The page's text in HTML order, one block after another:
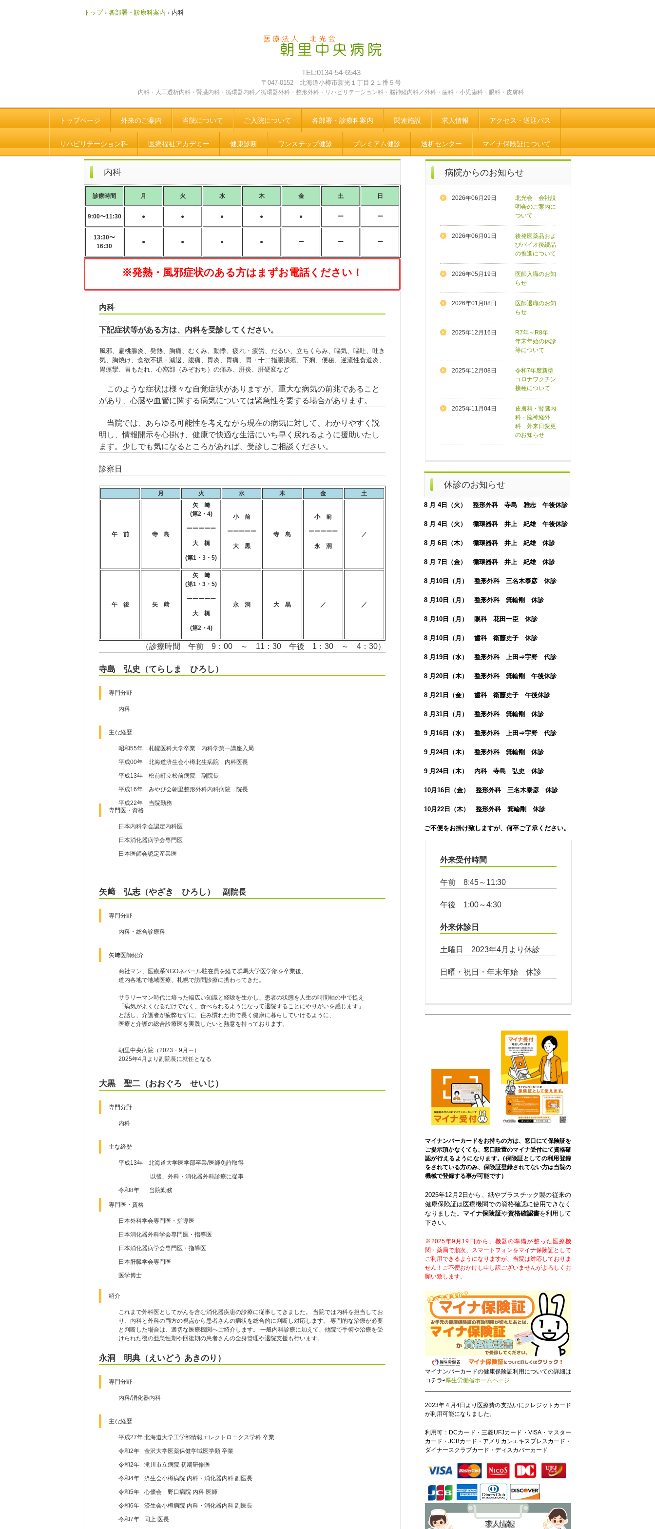
トップ › 各部署・診療科案内 › 内科
TEL:0134-54-6543
〒047-0152 北海道小樽市新光１丁目２１番５号
内科・人工透析内科・腎臓内科・循環器内科／循環器外科・整形外科・リハビリテーション科・脳神経内科／外科・歯科・小児歯科・眼科・皮膚科
トップページ 外来のご案内 当院について ご入院について 各部署・診療科案内 関連施設 求人情報 アクセス・送迎バス
リハビリテーション科 医療福祉アカデミー 健康診断 ワンステップ健診 プレミアム健診 透析センター マイナ保険証について
内科
診療時間 月 火 水 木 金 土 日
9:00〜11:30 ● ● ● ● ● ー ー
13:30〜
16:30
● ● ● ● ー ー ー
※発熱・風邪症状のある方はまずお電話ください！
内科
下記症状等がある方は、内科を受診してください。
風邪、扁桃腺炎、発熱、胸痛、むくみ、動悸、疲れ・疲労、だるい、立ちくらみ、嘔気、嘔吐、吐き
気、胸焼け、食欲不振・減退、腹痛、胃炎、胃痛、胃・十二指腸潰瘍、下痢、便秘、逆流性食道炎、
胃痙攣、胃もたれ、心窩部（みぞおち）の痛み、肝炎、肝硬変など
このような症状は様々な自覚症状がありますが、重大な病気の前兆であること
があり、心臓や血管に関する病気については緊急性を要する場合があります。
当院では、あらゆる可能性を考えながら現在の病気に対して、わかりやすく説
明し、情報開示を心掛け、健康で快適な生活にいち早く戻れるように援助いたし
ます。少しでも気になるところがあれば、受診しご相談ください。
診察日
月 火 水 木 金 土
午 前 寺 島
矢 﨑
(第2・4)
ーーーーー
大 橋
(第1・3・5)
小 前
ーーーーー
大 黒
寺 島
小 前
ーーーーー
永 洞
／
午 後 矢 﨑
矢 﨑
(第1・3・5)
ーーーーー
大 橋
(第2・4)
永 洞 大 黒 ／ ／
（診療時間 午前 9：00 ～ 11：30 午後 1：30 ～ 4：30）
寺島 弘史（てらしま ひろし）
専門分野
内科
主な経歴
昭和55年 札幌医科大学卒業 内科学第一講座入局
平成00年 北海道済生会小樽北生病院 内科医長
平成13年 松前町立松前病院 副院長
平成16年 みやび会朝里整形外科内科病院 院長
平成22年 当院勤務
専門医・資格
日本内科学会認定内科医
日本消化器病学会専門医
日本医師会認定産業医
矢﨑 弘志（やざき ひろし） 副院長
専門分野
内科・総合診療科
矢﨑医師紹介
商社マン、医療系NGOネパール駐在員を経て群馬大学医学部を卒業後、
道内各地で地域医療、札幌で訪問診療に携わってきた。
サラリーマン時代に培った幅広い知識と経験を生かし、患者の状態を人生の時間軸の中で捉え
「病気がよくなるだけでなく、食べられるようになって退院することにやりがいを感じます」
と話し、介護者が疲弊せずに、住み慣れた街で長く健康に暮らしていけるように、
医療と介護の総合診療医を実践したいと熱意を持っております。
朝里中央病院（2023・9月～）
2025年4月より副院長に就任となる
大黒 聖二（おおぐろ せいじ）
専門分野
内科
主な経歴
平成13年 北海道大学医学部卒業/医師免許取得
以後、外科・消化器外科診療に従事
令和8年
当院勤務
専門医・資格
日本外科学会専門医・指導医
日本消化器外科学会専門医・指導医
日本消化器病学会専門医・指導医
日本肝臓学会専門医
医学博士
紹介
これまで外科医としてがんを含む消化器疾患の診療に従事してきました。 当院では内科を担当してお
り、内科と外科の両方の視点から患者さんの病状を総合的に判断し対応します。 専門的な治療が必要
と判断した場合は、適切な医療機関へご紹介します。 一般内科診療に加えて、他院で手術や治療を受
けられた後の亜急性期や回復期の患者さんの全身管理や退院支援も行います。
永洞 明典（えいどう あきのり）
専門分野
内科/消化器内科
主な経歴
平成27年 北海道大学工学部情報エレクトロニクス学科 卒業
令和2年
金沢大学医薬保健学域医学類 卒業
令和2年
滝川市立病院 初期研修医
令和4年
済生会小樽病院 内科・消化器内科 副医長
令和5年
心優会 野口病院 内科 医師
令和6年
済生会小樽病院 内科・消化器内科 副医長
令和7年
同上 医長
病院からのお知らせ
2026年06月29日
北光会 会社説
明会のご案内に
ついて
2026年06月01日
後発医薬品およ
びバイオ後続品
の推進について
2026年05月19日
医師入職のお知
らせ
2026年01月08日
医師退職のお知
らせ
2025年12月16日
R7年～R8年
年末年始の休診
等について
2025年12月08日
令和7年度新型
コロナワクチン
接種について
2025年11月04日
皮膚科・腎臓内
科・脳神経外
科 外来日変更
のお知らせ
休診のお知らせ
8 月 4日（火） 整形外科 寺島 雅志 午後休診
8 月 4日（火） 循環器科 井上 紀雄 午後休診
8 月 6日（木） 循環器科 井上 紀雄 休診
8 月 7日（金） 循環器科 井上 紀雄 休診
8 月10日（月） 整形外科 三名木泰彦 休診
8 月10日（月） 整形外科 箕輪剛 休診
8 月10日（月） 眼科 花田一臣 休診
8 月10日（月） 歯科 衛藤史子 休診
8 月19日（水） 整形外科 上田⇒宇野 代診
8 月20日（木） 整形外科 箕輪剛 午後休診
8 月21日（金） 歯科 衛藤史子 午後休診
8 月31日（月） 整形外科 箕輪剛 休診
9 月16日（水） 整形外科 上田⇒宇野 代診
9 月24日（木） 整形外科 箕輪剛 休診
9 月24日（木） 内科 寺島 弘史 休診
10月16日（金） 整形外科 三名木泰彦 休診
10月22日（木） 整形外科 箕輪剛 休診
ご不便をお掛け致しますが、何卒ご了承ください。
外来受付時間
午前 8:45～11:30
午後 1:00～4:30
外来休診日
土曜日 2023年4月より休診
日曜・祝日・年末年始 休診
マイナンバーカードをお持ちの方は、窓口にて保険証を
ご提示頂かなくても、窓口設置のマイナ受付にて資格確
認が行えるようになります。(保険証としての利用登録
をされている方のみ、保険証登録されてない方は当院の
機械で登録する事が可能です）
2025年12月2日から、紙やプラスチック製の従来の
健康保険証は医療機関での資格確認に使用できなく
なりました。 マイナ保険証や資格確認書を利用して
下さい。
※2025年9月19日から、機器の準備が整った医療機
関・薬局で順次、スマートフォンをマイナ保険証として
ご利用できるようになりますが、当院は対応しておりま
せん！ご不便おかけし申し訳ございませんがよろしくお
願い致します。
マイナンバーカードの健康保険証利用についての詳細は
コチラ⇨厚生労働省ホームページ
2023年４月4日より医療費の支払いにクレジットカード
が利用可能になりました。
利用可：DCカード・三菱UFJカード・VISA・マスター
カード・JCBカード・アメリカンエキスプレスカード・
ダイナースクラブカード・ディスカバーカード